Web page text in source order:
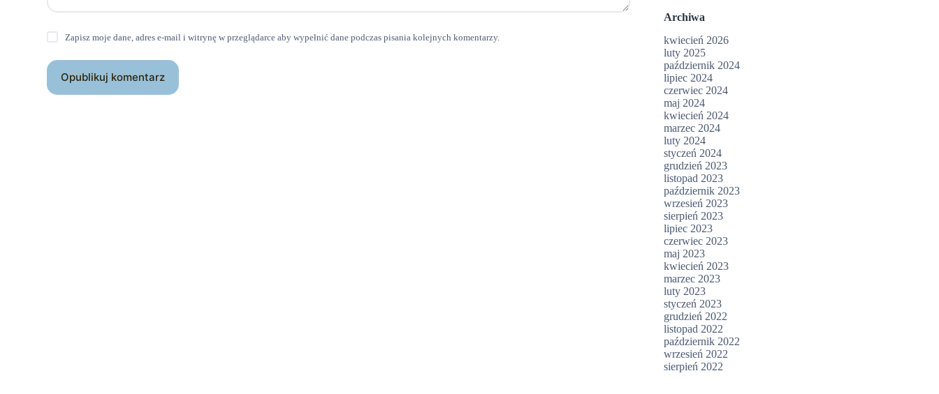
Zapisz moje dane, adres e-mail i witrynę w przeglądarce aby wypełnić dane podczas pisania kolejnych komentarzy.
Opublikuj komentarz
Archiwa
kwiecień 2026
luty 2025
październik 2024
lipiec 2024
czerwiec 2024
maj 2024
kwiecień 2024
marzec 2024
luty 2024
styczeń 2024
grudzień 2023
listopad 2023
październik 2023
wrzesień 2023
sierpień 2023
lipiec 2023
czerwiec 2023
maj 2023
kwiecień 2023
marzec 2023
luty 2023
styczeń 2023
grudzień 2022
listopad 2022
październik 2022
wrzesień 2022
sierpień 2022